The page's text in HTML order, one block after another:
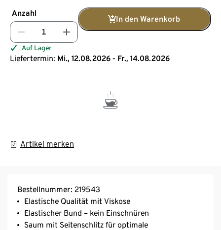
Anzahl
In den Warenkorb
Auf Lager
Liefertermin: Mi., 12.08.2026 - Fr., 14.08.2026
Artikel merken
Bestellnummer: 219543
Elastische Qualität mit Viskose
Elastischer Bund – kein Einschnüren
Saum mit Seitenschlitz für optimale